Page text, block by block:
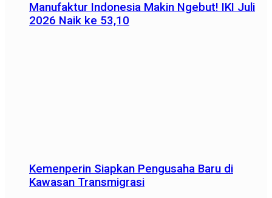
Manufaktur Indonesia Makin Ngebut! IKI Juli
2026 Naik ke 53,10
Kemenperin Siapkan Pengusaha Baru di
Kawasan Transmigrasi